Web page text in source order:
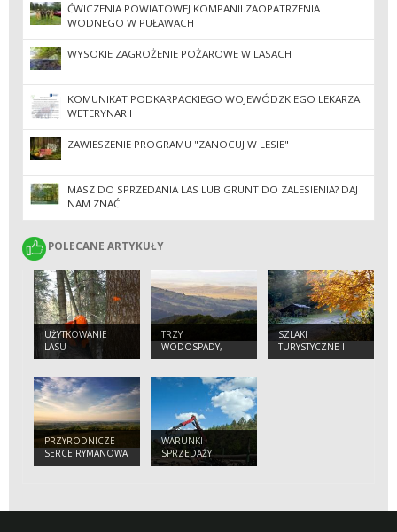
ĆWICZENIA POWIATOWEJ KOMPANII ZAOPATRZENIA
WODNEGO W PUŁAWACH
WYSOKIE ZAGROŻENIE POŻAROWE W LASACH
KOMUNIKAT PODKARPACKIEGO WOJEWÓDZKIEGO LEKARZA
WETERYNARII
ZAWIESZENIE PROGRAMU "ZANOCUJ W LESIE"
MASZ DO SPRZEDANIA LAS LUB GRUNT DO ZALESIENIA? DAJ
NAM ZNAĆ!
POLECANE ARTYKUŁY
POLECANE ARTYKUŁY
UŻYTKOWANIE
LASU
TRZY
WODOSPADY,
JEDEN KARDYNAŁ I
WISŁOKA
SZLAKI
TURYSTYCZNE I
TEMATYCZNE,
PRZYRODNICZE
SERCE RYMANOWA
ZDROJU
WARUNKI
SPRZEDAŻY
DREWNA